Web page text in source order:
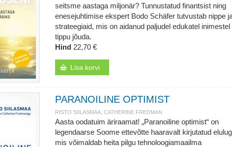
seitsme aastaga miljonär? Tunnustatud finantsist ning
enesejuhtimise ekspert Bodo Schäfer tutvustab nippe
strateegiaid, mis on aidanud paljudel edukatel inimestel
tippu jõuda.
Hind 22,70 €
Lisa korvi
PARANOILINE OPTIMIST
RISTO SIILASMAA, CATHERINE FREDMAN
Aasta oodatuim äriraamat! „Paranoiline optimist“ on
legendaarse Soome ettevõtte haaravalt kirjutatud
mis võimaldab heita pilgu tehnoloogiamaailma